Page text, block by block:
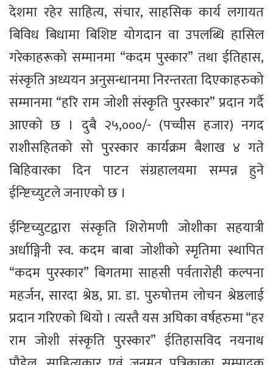
देशमा रहेर साहित्य, संचार, साहसिक कार्य लगायत
बिविध बिधामा बिशिष्ट योगदान वा उपलब्धि हासिल
गरेकाहरूको सम्मानमा “कदम पुस्कार” तथा ईतिहास,
संस्कृति अध्ययन अनुसन्धानमा निरन्तरता दिएकाहरुको
सम्मानमा “हरि राम जोशी संस्कृति पुरस्कार” प्रदान गर्दै
आएको छ ‌। दुबै २५,०००/- (पच्चीस हजार) नगद
राशीसहितको सो पुरस्कार कार्यक्रम बैशाख ४ गते
बिहिवारका दिन पाटन संग्रहालयमा सम्पन्न हुने
ईन्ष्टिच्युटले जनाएको छ ।
ईन्ष्टिच्युटद्वारा संस्कृति शिरोमणी जोशीका सहयात्री
अर्धाङ्गिनी स्व. कदम बाबा जोशीको स्मृतिमा स्थापित
“कदम पुरस्कार” बिगतमा साहसी पर्वतारोही कल्पना
महर्जन, सारदा श्रेष्ठ, प्रा. डा. पुरुषोत्तम लोचन श्रेष्ठलाई
प्रदान गरिएको थियो । त्यस्तै यस अघिका वर्षहरुमा “हर
राम जोशी संस्कृति पुरस्कार” ईतिहासविद नयनाथ